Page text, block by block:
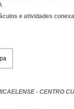
e atividades
- CENTRO